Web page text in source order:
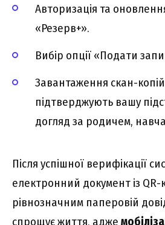
Авторизація та
«Резерв+».
Вибір опції «Подати
Завантаження скан-
підтверджують вашу
догляд за родичем,
Після успішної верифікації
електронний документ із
рівнозначним паперовій
спрощує життя, адже